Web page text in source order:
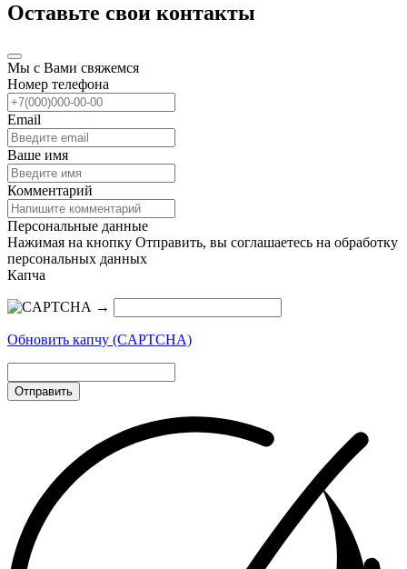
Оставьте свои контакты
Мы с Вами свяжемся
Номер телефона
Email
Ваше имя
Комментарий
Персональные данные
Нажимая на кнопку Отправить, вы соглашаетесь на обработку
персональных данных
Капча
→
Обновить капчу (CAPTCHA)
Отправить